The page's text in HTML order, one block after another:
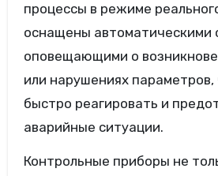
процессы в режиме
оснащены автоматическими
оповещающими о
или нарушениях параметров,
быстро реагировать и
аварийные ситуации.
Контрольные приборы не